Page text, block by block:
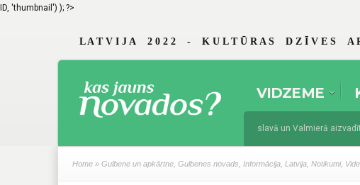
ID, 'thumbnail') ); ?>
L A T V I J A 2 0 2 2 - K U L T Ū R A S D Z Ī V E S A P
VIDZEME
Braslavā un Valmierā
Home » Gulbene un apkārtne Gulbenes novads Informācija Latvija Notikumi,